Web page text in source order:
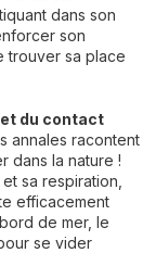
dans son
son
trouver sa place
du contact
annales racontent
dans la nature !
sa respiration,
efficacement
de mer, le
se vider